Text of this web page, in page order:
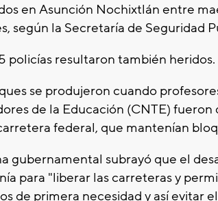
en Asunción Nochixtlán entre
según la Secretaría de Seguridad
policías resultaron también heridos.
se produjeron cuando
de la Educación (CNTE)
federal, que mantenían
gubernamental subrayó que el
para "liberar las carreteras y
de primera necesidad y así evitar